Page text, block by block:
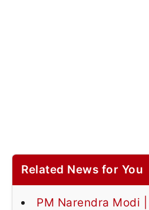
Related News for You
PM Narendra Modi |